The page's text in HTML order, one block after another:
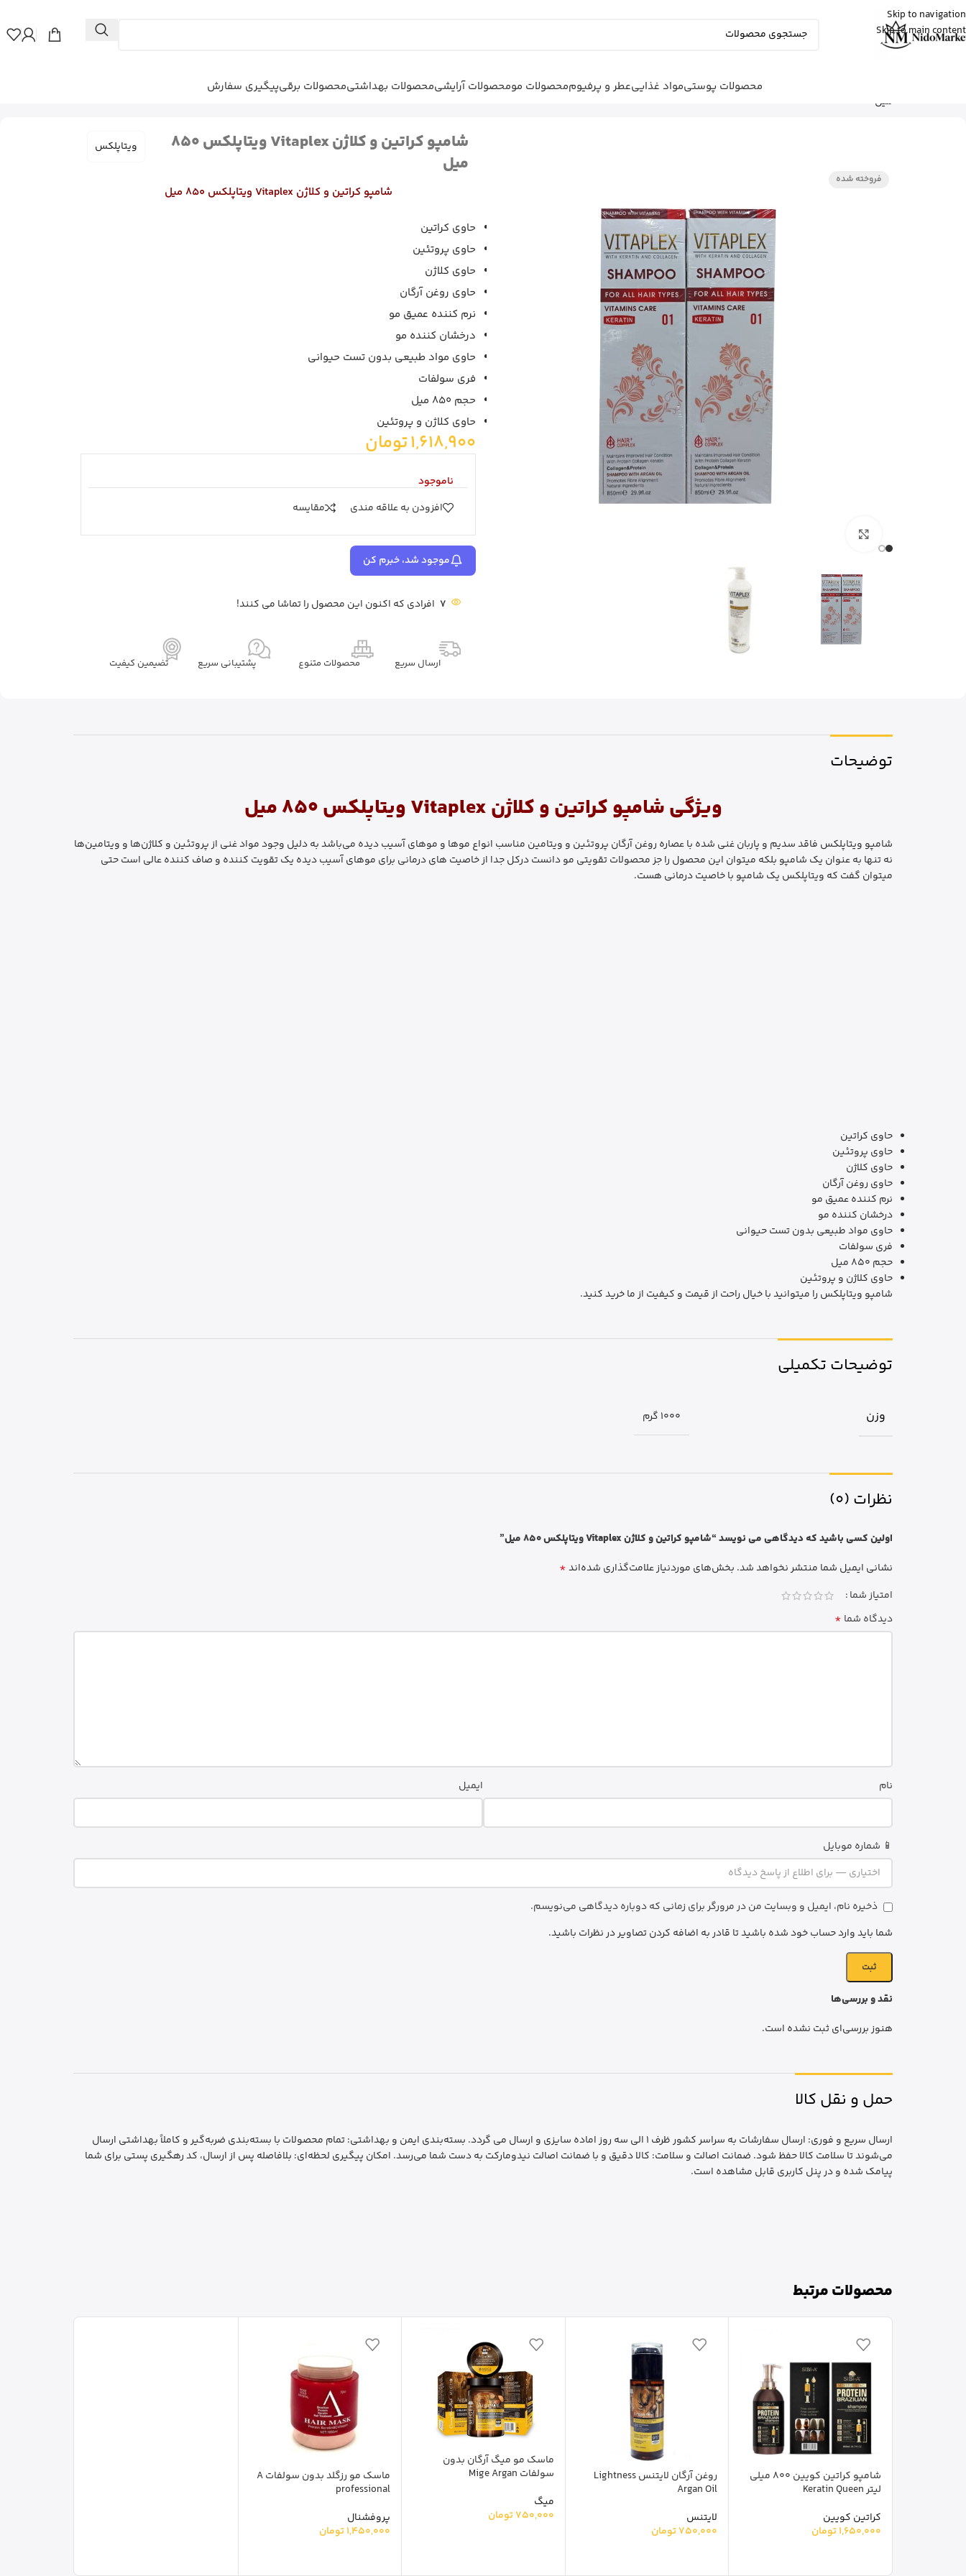
Skip to navigation
Skip to main content
محصولات پوستیمواد غذاییعطر و پرفیوممحصولات مومحصولات آرایشیمحصولات بهداشتیمحصولات برقیپیگیری سفارش محصولات مو|شامپو|
شامپو کراتین و کلاژن Vitaplex ویتاپلکس 850
میل
فروخته شده
شامپو کراتین و کلاژن Vitaplex ویتاپلکس 850
میل
ویتاپلکس
شامپو کراتین و کلاژن Vitaplex ویتاپلکس 850 میل
حاوی کراتین
حاوی پروتئین
حاوی کلاژن
حاوی روغن آرگان
نرم کننده عمیق مو
درخشان کننده مو
حاوی مواد طبیعی بدون تست حیوانی
فری سولفات
حجم 850 میل
حاوی کلاژن و پروتئین
1,618,900تومان
ناموجود
افزودن به علاقه مندی
مقايسه
موجود شد، خبرم کن
7 افرادی که اکنون این محصول را تماشا می کنند!
ارسال سریع محصولات متنوع پشتیبانی سریع تضیمین کیفیت
توضیحات
ویژگی شامپو کراتین و کلاژن Vitaplex ویتاپلکس 850 میل
شامپو ویتاپلکس فاقد سدیم و پاربان غنی شده با عصاره روغن آرگان پروتئین و ویتامین مناسب انواع موها و موهای آسیب دیده می‌باشد به دلیل وجود مواد غنی از پروتئین و کلاژن‌ها و ویتامین‌ها
نه تنها به عنوان یک شامپو بلکه میتوان این محصول را جز محصولات تقویتی مو دانست درکل جدا از خاصیت ‌های درمانی برای موهای آسیب دیده یک تقویت کننده و صاف کننده عالی است حتی
میتوان گفت که ویتاپلکس یک شامپو با خاصیت درمانی هست.
حاوی کراتین
حاوی پروتئین
حاوی کلاژن
حاوی روغن آرگان
نرم کننده عمیق مو
درخشان کننده مو
حاوی مواد طبیعی بدون تست حیوانی
فری سولفات
حجم 850 میل
حاوی کلاژن و پروتئین
شامپو ویتاپلکس را میتوانید با خیال راحت از قیمت و کیفیت از ما خرید کنید.
توضیحات تکمیلی
وزن 1000 گرم
نظرات (0)
نقد و بررسی‌ها
هنوز بررسی‌ای ثبت نشده است.
اولین کسی باشید که دیدگاهی می نویسد “شامپو کراتین و کلاژن Vitaplex ویتاپلکس 850 میل”
نشانی ایمیل شما منتشر نخواهد شد. بخش‌های موردنیاز علامت‌گذاری شده‌اند*
امتیاز شما
دیدگاه شما *
نام ایمیل
📱 شماره موبایل
ذخیره نام، ایمیل و وبسایت من در مرورگر برای زمانی که دوباره دیدگاهی می‌نویسم.
شما باید وارد حساب خود شده باشید تا قادر به اضافه کردن تصاویر در نظرات باشید.
حمل و نقل کالا
ارسال سریع و فوری: ارسال سفارشات به سراسر کشور ظرف 1 الی سه روز اماده سایزی و ارسال می گردد. بسته‌بندی ایمن و بهداشتی: تمام محصولات با بسته‌بندی ضربه‌گیر و کاملاً بهداشتی ارسال
می‌شوند تا سلامت کالا حفظ شود. ضمانت اصالت و سلامت: کالا دقیق و با ضمانت اصالت نیدومارکت به دست شما می‌رسد. امکان پیگیری لحظه‌ای: بلافاصله پس از ارسال، کد رهگیری پستی برای شما
پیامک شده و در پنل کاربری قابل مشاهده است.
محصولات مرتبط
شامپو کراتین کویین 800 میلی
لیتر Keratin Queen
کراتین کویین
1,650,000تومان
روغن آرگان لایتنس Lightness
Argan Oil
لایتنس
750,000تومان
ماسک مو میگ آرگان بدون
سولفات Mige Argan
میگ
750,000تومان
ماسک مو رزگلد بدون سولفات A
professional
پروفشنال
1,450,000تومان
زهرااز گرگان
کپسول پریورین بایر آلمان رو خرید کرد